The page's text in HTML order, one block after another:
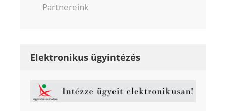
Partnereink
Elektronikus ügyintézés